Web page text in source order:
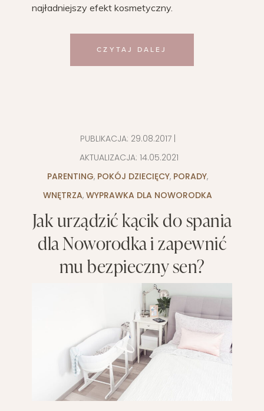
najładniejszy efekt kosmetyczny.
CZYTAJ DALEJ
PUBLIKACJA: 29.08.2017|
AKTUALIZACJA: 14.05.2021
PARENTING, POKÓJ DZIECIĘCY, PORADY,
WNĘTRZA, WYPRAWKA DLA NOWORODKA
Jak urządzić kącik do spania
dla Noworodka i zapewnić
mu bezpieczny sen?